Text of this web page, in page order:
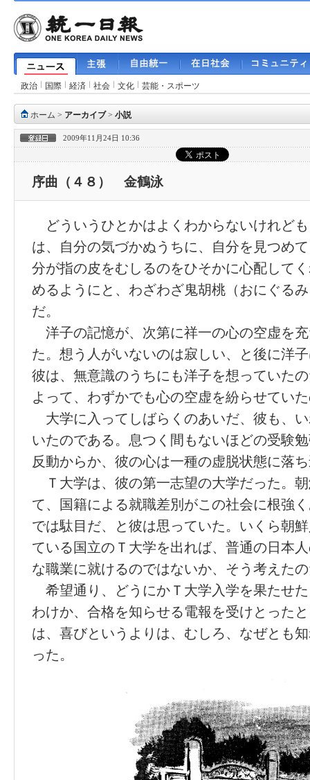
政治 国際 経済 社会 文化 芸能・スポーツ
ホーム > アーカイブ> 小説
2009年11月24日 10:36
序曲（４８） 金鶴泳
どういうひとかはよくわからないけれど
は、自分の気づかぬうちに、自分を見つめ
分が指の皮をむしるのをひそかに心配して
めるようにと、わざわざ鬼胡桃（おにぐる
だ。
洋子の記憶が、次第に祥一の心の空虚を
た。想う人がいないのは寂しい、と後に洋
彼は、無意識のうちにも洋子を想っていた
よって、わずかでも心の空虚を紛らせてい
大学に入ってしばらくのあいだ、彼も、
いたのである。息つく間もないほどの受験
反動からか、彼の心は一種の虚脱状態に落
Ｔ大学は、彼の第一志望の大学だった。
て、国籍による就職差別がこの社会に根強
では駄目だ、と彼は思っていた。いくら朝
ている国立のＴ大学を出れば、普通の日本
な職業に就けるのではないか、そう考えた
希望通り、どうにかＴ大学入学を果たせ
わけか、合格を知らせる電報を受けとった
は、喜びというよりは、むしろ、なぜとも
った。